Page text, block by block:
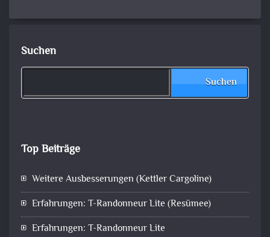
Suchen
Suchen
Top Beiträge
Weitere Ausbesserungen (Kettler Cargoline)
Erfahrungen: T-Randonneur Lite (Resümee)
Erfahrungen: T-Randonneur Lite